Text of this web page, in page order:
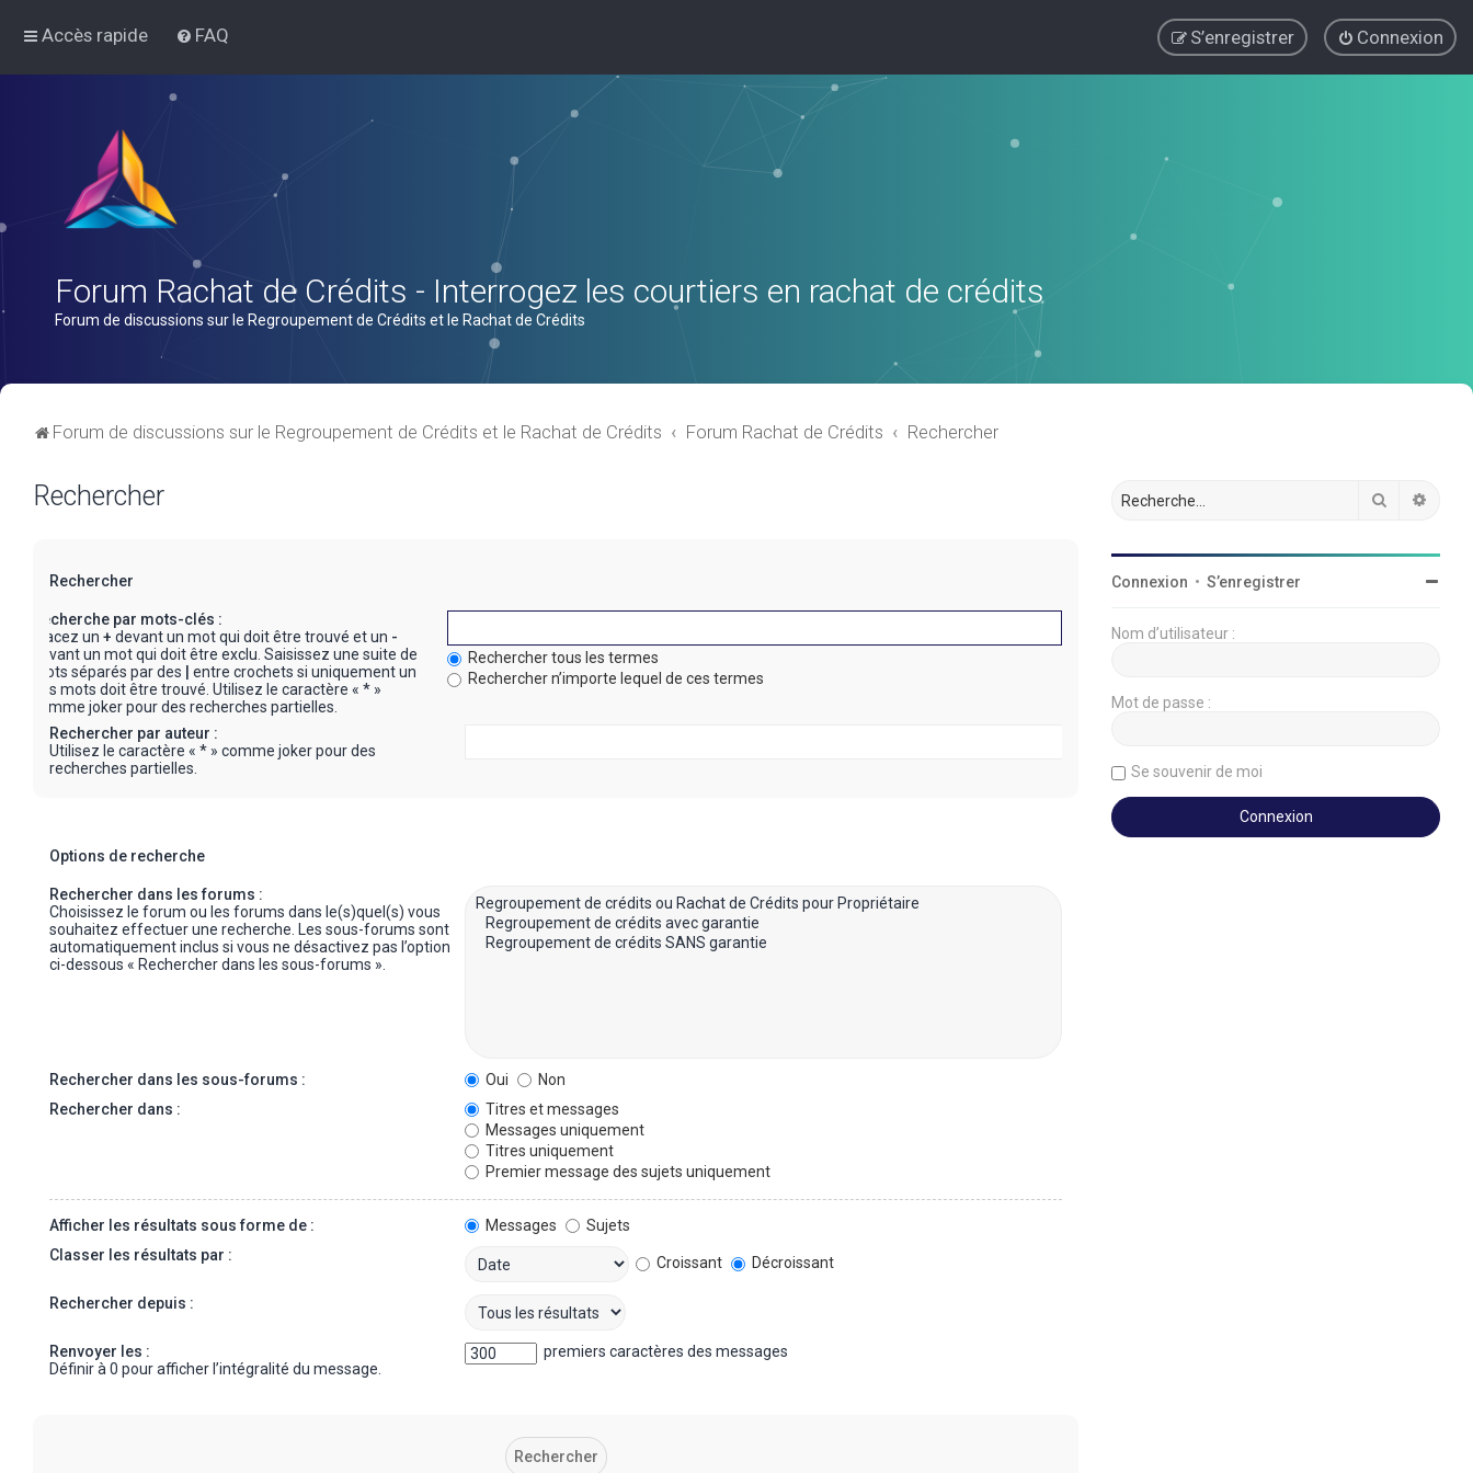
Accès rapide FAQ Connexion
S’enregistrer
Forum Rachat de Crédits - Interrogez les courtiers en rachat de crédits
Forum de discussions sur le Regroupement de Crédits et le Rachat de Crédits
Forum de discussions sur le Regroupement de Crédits et le Rachat de Crédits Forum Rachat de Crédits Rechercher
Rechercher
Rechercher
Recherche par mots-clés :
Placez un + devant un mot qui doit être trouvé et un -
devant un mot qui doit être exclu. Saisissez une suite de
mots séparés par des
entre crochets si uniquement un
des mots doit être trouvé. Utilisez le caractère « * »
comme joker pour des recherches partielles.
Rechercher tous les termes
Rechercher n’importe lequel de ces termes
Rechercher par auteur :
Utilisez le caractère « * » comme joker pour des
recherches partielles.
Options de recherche
Rechercher dans les forums :
Choisissez le forum ou les forums dans le(s)quel(s) vous
souhaitez effectuer une recherche. Les sous-forums sont
automatiquement inclus si vous ne désactivez pas l’option
ci-dessous « Rechercher dans les sous-forums ».
Rechercher dans les sous-forums : Oui
Non
Rechercher dans :
Titres et messages
Messages uniquement
Titres uniquement
Premier message des sujets uniquement
Afficher les résultats sous forme de : Messages
Sujets
Classer les résultats par :
Croissant Décroissant
Rechercher depuis :
Renvoyer les :
Définir à 0 pour afficher l’intégralité du message.
premiers caractères des messages
Rechercher
Connexion • S’enregistrer
Nom d’utilisateur :
Mot de passe :
Se souvenir de moi